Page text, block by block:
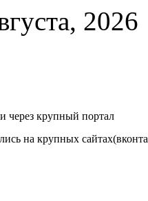
2026
через крупный портал
на крупных